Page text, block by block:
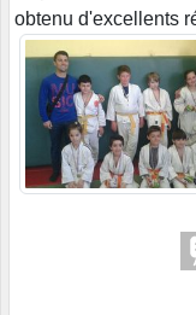
obtenu d'excellents